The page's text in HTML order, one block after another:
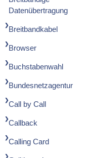
Datenübertragung
Breitbandkabel
Browser
Buchstabenwahl
Bundesnetzagentur
Call by Call
Callback
Calling Card